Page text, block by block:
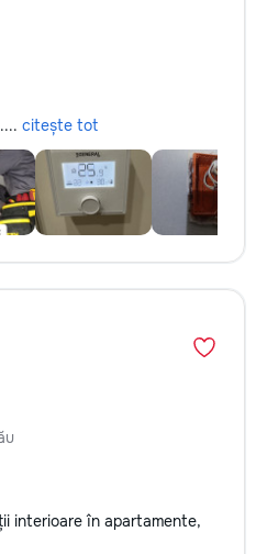
citește tot
interioare în apartamente,